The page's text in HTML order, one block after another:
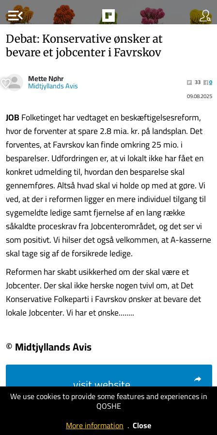
menu_open
We use cookies to provide some features and experiences in
QOSHE
More information . Close
Debat: Konservative ønsker at
bevare et jobcenter i Favrskov
Mette Nøhr
Midtjyllands Avis 33
0
09.08.2025
JOBFolketinget har vedtaget en beskæftigelsesreform,
hvor de forventer at spare 2.8 mia. kr. på landsplan. Det
forventes, at Favrskov kan finde omkring 25 mio. i
besparelser. Udfordringen er, at vi lokalt ikke har fået en
konkret udmelding til, hvordan den besparelse skal
gennemføres. Altså hvad skal vi holde op med at gøre. Vi
ved, at der i reformen ligger en mere individuel tilgang til
sygemeldte ledige samt fjernelse af en lang række
såkaldte proceskrav fra Jobcenterområdet, og det ser vi
som positivt. Vi hilser det også velkommen, at A-kasserne
skal tage sig af de forsikrede ledige.
Reformen har skabt usikkerhed om der skal være et
Jobcenter. Der skal ikke herske nogen tvivl om, at Det
Konservative Folkeparti i Favrskov ønsker at bevare det
lokale Jobcenter. Vi har et ønske........
© Midtjyllands Avis
visit website